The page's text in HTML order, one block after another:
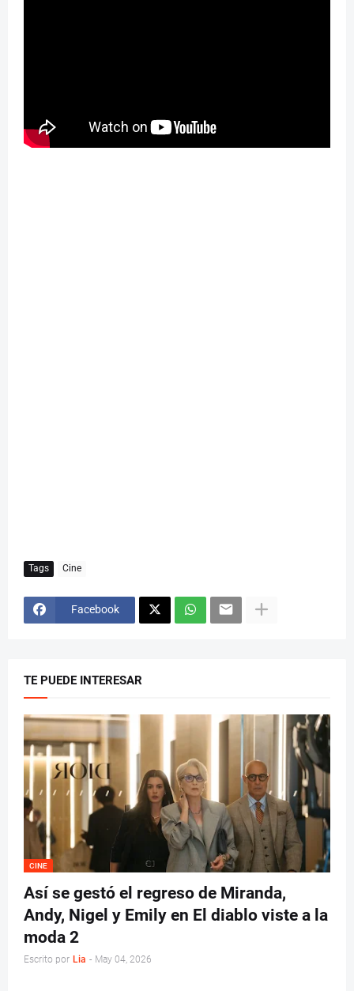
Tags Cine
Facebook
TE PUEDE INTERESAR
CINE
Así se gestó el regreso de Miranda,
Andy, Nigel y Emily en El diablo viste a la
moda 2
Escrito por Lia - May 04, 2026